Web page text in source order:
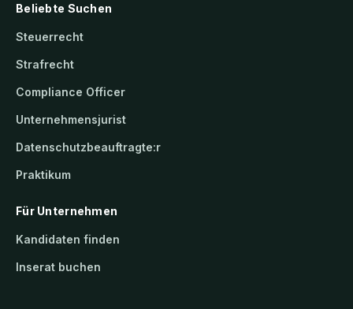
Beliebte Suchen
Steuerrecht
Strafrecht
Compliance Officer
Unternehmensjurist
Datenschutzbeauftragte:r
Praktikum
Für Unternehmen
Kandidaten finden
Inserat buchen